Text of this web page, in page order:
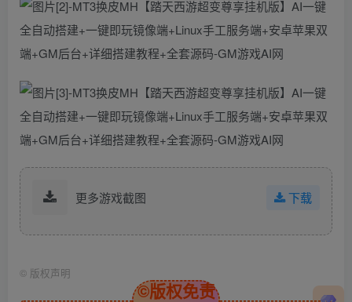
更多游戏截图 下载
© 版权声明
©版权免责